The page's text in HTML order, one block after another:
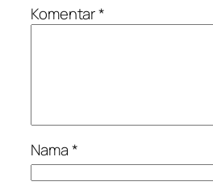
Komentar*
Nama*